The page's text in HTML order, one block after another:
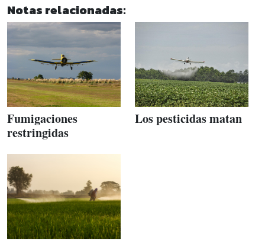
Notas relacionadas:
Fumigaciones
restringidas
Los pesticidas matan